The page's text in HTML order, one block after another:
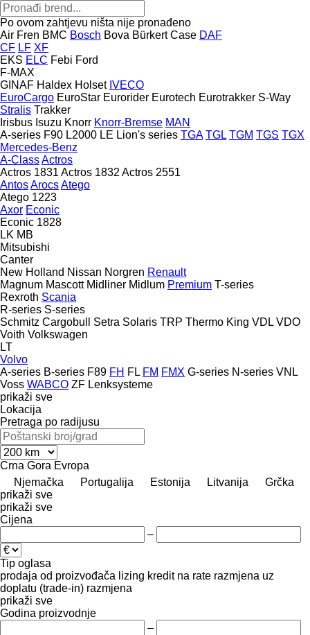
Po ovom zahtjevu ništa nije pronađeno
Air Fren BMC Bosch Bova Bürkert Case DAF
CF LF XF
EKS ELC Febi Ford
F-MAX
GINAF Haldex Holset IVECO
EuroCargo EuroStar Eurorider Eurotech Eurotrakker S-Way
Stralis Trakker
Irisbus Isuzu Knorr Knorr-Bremse MAN
A-series F90 L2000 LE Lion's series TGA TGL TGM TGS TGX
Mercedes-Benz
A-ClassActros
Actros 1831 Actros 1832 Actros 2551
AntosArocsAtego
Atego 1223
Axor Econic
Econic 1828
LK MB
Mitsubishi
Canter
New Holland Nissan Norgren Renault
Magnum Mascott Midliner Midlum Premium T-series
Rexroth Scania
R-series S-series
Schmitz Cargobull
Setra Solaris TRP Thermo King VDL VDO
Voith Volkswagen
LT
Volvo
A-series B-series F89 FH FL FM FMX G-series N-series VNL
Voss WABCO ZF Lenksysteme
prikaži sve
Lokacija
Pretraga po radijusu
Crna Gora Evropa
Njemačka
Portugalija Estonija Litvanija
Grčka
prikaži sve
prikaži sve
Cijena
–
Tip oglasa
prodaja od proizvođača lizing kredit na rate razmjena uz
doplatu (trade-in) razmjena
prikaži sve
Godina proizvodnje
–